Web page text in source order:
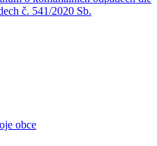
č. 541/2020 Sb.
obce